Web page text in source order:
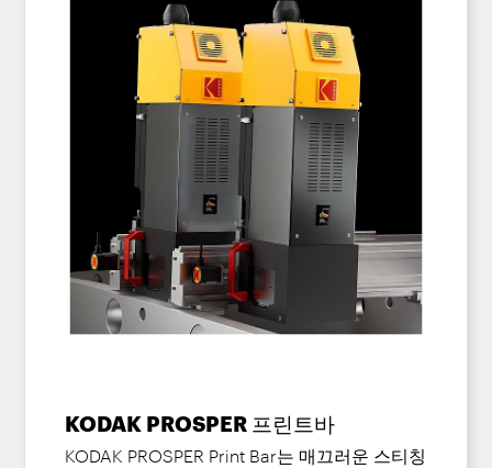
KODAK PROSPER 프린트바
KODAK PROSPER Print Bar는 매끄러운 스티칭